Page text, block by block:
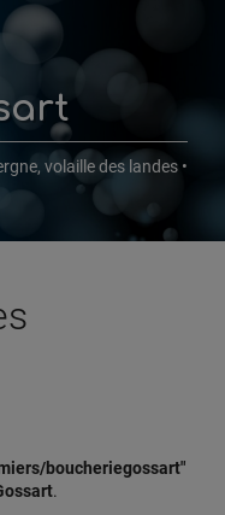
volaille des landes •
boucheriegossart"
.